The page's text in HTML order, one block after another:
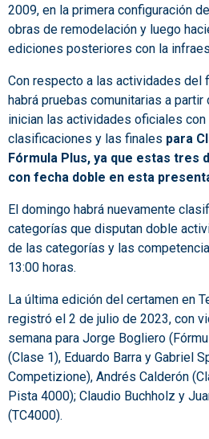
2009, en la primera configuración
obras de remodelación y luego
ediciones posteriores con la
Con respecto a las actividades del
habrá pruebas comunitarias a
inician las actividades oficiales con
clasificaciones y las finales para
Fórmula Plus, ya que estas tres
con fecha doble en esta
El domingo habrá nuevamente
categorías que disputan doble
de las categorías y las
13:00 horas.
La última edición del certamen en
registró el 2 de julio de 2023, con
semana para Jorge Bogliero
(Clase 1), Eduardo Barra y Gabriel
Competizione), Andrés Calderón
Pista 4000); Claudio Buchholz y
(TC4000).